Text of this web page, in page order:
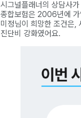
시그널플래너의 상담사
종합보험은 2006년에 가
미정님이 희망한 조건은,
진단비 강화였어요.